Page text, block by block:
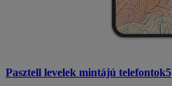
Pasztell levelek mintájú telefontok5